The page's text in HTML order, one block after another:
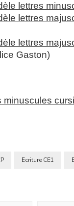
lettres
lettres
lettres
Gaston)
minuscules
Ecriture CE1